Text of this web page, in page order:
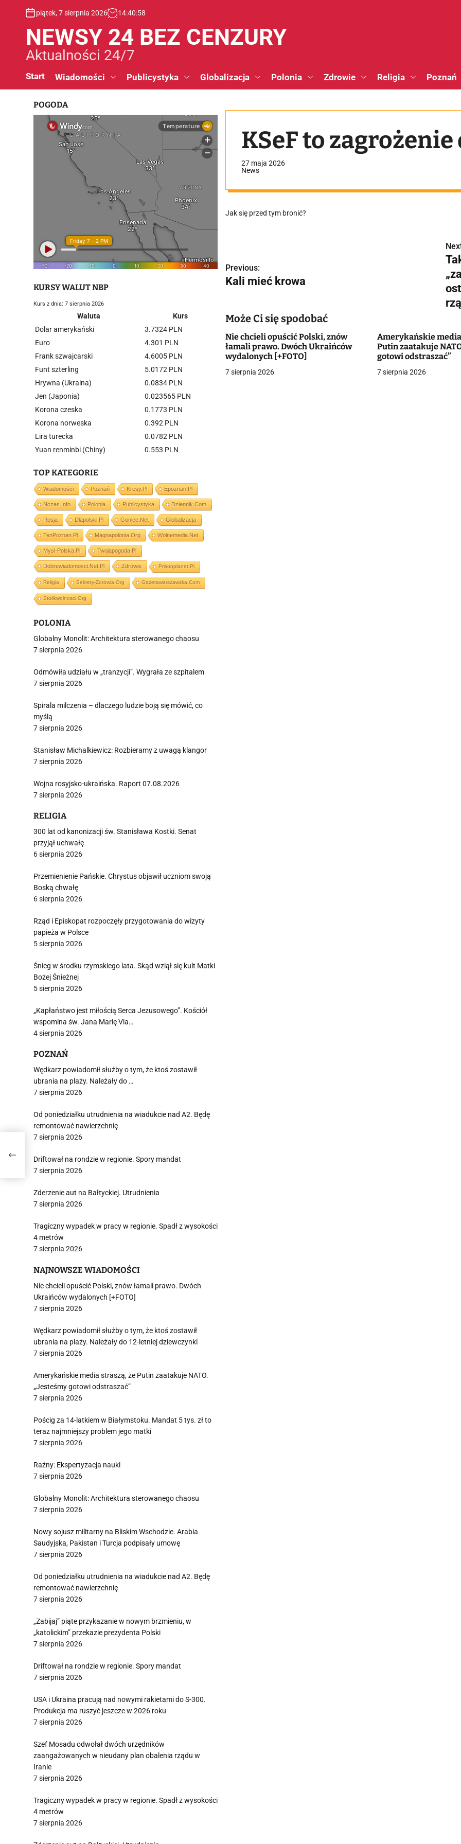
piątek, 7 sierpnia 2026 14:40:58
NEWSY 24 BEZ CENZURY
Aktualności 24/7
Start Wiadomości Publicystyka Globalizacja Polonia Zdrowie Religia Poznań
KSeF to
27 maja 2026
News
Jak się przed tym bronić?
a
w
a
c
Previous:
Kali mieć krowa
Może Ci się spodobać
Nie chcieli opuścić Polski, znów
łamali prawo. Dwóch Ukraińców
wydalonych [+FOTO]
7 sierpnia 2026
Amerykańskie
Putin zaatakuje
gotowi odstraszać”
7 sierpnia 2026
POGODA
KURSY WALUT NBP
Kurs z dnia: 7 sierpnia 2026
Waluta
Kurs
Dolar amerykański
3.7324 PLN
Euro
4.301 PLN
Frank szwajcarski
4.6005 PLN
Funt szterling
5.0172 PLN
Hrywna (Ukraina)
0.0834 PLN
Jen (Japonia)
0.023565 PLN
Korona czeska
0.1773 PLN
Korona norweska
0.392 PLN
Lira turecka
0.0782 PLN
Yuan renminbi (Chiny)
0.553 PLN
TOP KATEGORIE
Wiadomości Poznań Kresy.pl Epoznan.pl
Nczas.info Polonia Publicystyka Dziennik.com
Rosja Dlapolski.pl Goniec.net Globalizacja
TenPoznan.pl Magnapolonia.org Wolnemedia.net
Mysl-Polska.pl Twojapogoda.pl
Dobrewiadomosci.net.pl Zdrowie Prisonplanet.pl
Religia Sekrety-Zdrowia.org Gazetawarszawska.com
Stolikwolnosci.org
POLONIA
Globalny Monolit: Architektura sterowanego chaosu
7 sierpnia 2026
Odmówiła udziału w „tranzycji”. Wygrała ze szpitalem
7 sierpnia 2026
Spirala milczenia – dlaczego ludzie boją się mówić, co
myślą
7 sierpnia 2026
Stanisław Michalkiewicz: Rozbieramy z uwagą klangor
7 sierpnia 2026
Wojna rosyjsko-ukraińska. Raport 07.08.2026
7 sierpnia 2026
RELIGIA
300 lat od kanonizacji św. Stanisława Kostki. Senat
przyjął uchwałę
6 sierpnia 2026
Przemienienie Pańskie. Chrystus objawił uczniom swoją
Boską chwałę
6 sierpnia 2026
Rząd i Episkopat rozpoczęły przygotowania do wizyty
papieża w Polsce
5 sierpnia 2026
Śnieg w środku rzymskiego lata. Skąd wziął się kult Matki
Bożej Śnieżnej
5 sierpnia 2026
„Kapłaństwo jest miłością Serca Jezusowego”. Kościół
wspomina św. Jana Marię Via…
4 sierpnia 2026
POZNAŃ
Wędkarz powiadomił służby o tym, że ktoś zostawił
ubrania na plaży. Należały do …
7 sierpnia 2026
Od poniedziałku utrudnienia na wiadukcie nad A2. Będę
remontować nawierzchnię
7 sierpnia 2026
Driftował na rondzie w regionie. Spory mandat
7 sierpnia 2026
Zderzenie aut na Bałtyckiej. Utrudnienia
7 sierpnia 2026
Tragiczny wypadek w pracy w regionie. Spadł z wysokości
4 metrów
7 sierpnia 2026
NAJNOWSZE WIADOMOŚCI
Nie chcieli opuścić Polski, znów łamali prawo. Dwóch
Ukraińców wydalonych [+FOTO]
7 sierpnia 2026
Wędkarz powiadomił służby o tym, że ktoś zostawił
ubrania na plaży. Należały do 12-letniej dziewczynki
7 sierpnia 2026
Amerykańskie media straszą, że Putin zaatakuje NATO.
„Jesteśmy gotowi odstraszać”
7 sierpnia 2026
Pościg za 14-latkiem w Białymstoku. Mandat 5 tys. zł to
teraz najmniejszy problem jego matki
7 sierpnia 2026
Raźny: Ekspertyzacja nauki
7 sierpnia 2026
Globalny Monolit: Architektura sterowanego chaosu
7 sierpnia 2026
Nowy sojusz militarny na Bliskim Wschodzie. Arabia
Saudyjska, Pakistan i Turcja podpisały umowę
7 sierpnia 2026
Od poniedziałku utrudnienia na wiadukcie nad A2. Będę
remontować nawierzchnię
7 sierpnia 2026
„Zabijaj” piąte przykazanie w nowym brzmieniu, w
„katolickim” przekazie prezydenta Polski
7 sierpnia 2026
Driftował na rondzie w regionie. Spory mandat
7 sierpnia 2026
USA i Ukraina pracują nad nowymi rakietami do S-300.
Produkcja ma ruszyć jeszcze w 2026 roku
7 sierpnia 2026
Szef Mosadu odwołał dwóch urzędników
zaangażowanych w nieudany plan obalenia rządu w
Iranie
7 sierpnia 2026
Tragiczny wypadek w pracy w regionie. Spadł z wysokości
4 metrów
7 sierpnia 2026